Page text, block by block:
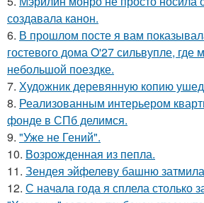
создавала канон.
6. В прошлом посте я вам
гостевого дома O'27 сильвупле, где
небольшой поездке.
7. Художник деревянную копию
8. Реализованным интерьером
фонде в СПб делимся.
9. "Уже не Гений".
10. Возрожденная из пепла.
11. Зендея эйфелеву башню
12. С начала года я сплела столько